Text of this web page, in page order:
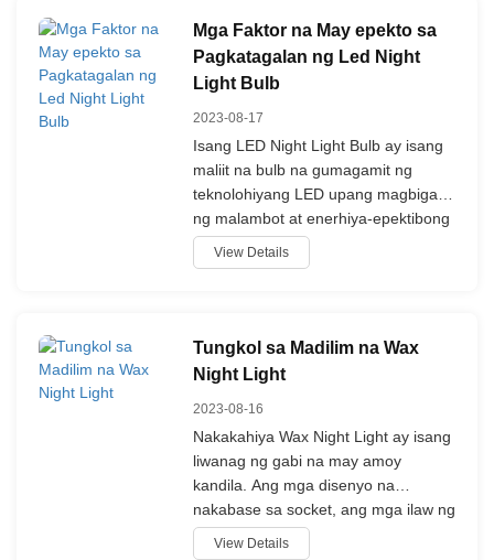
ang amoy na lilim ay inilagay.
Mga Faktor na May epekto sa
Pagkatagalan ng Led Night
Light Bulb
2023-08-17
Isang LED Night Light Bulb ay isang
maliit na bulb na gumagamit ng
teknolohiyang LED upang magbigay
ng malambot at enerhiya-epektibong
liwanag. Ito ay karaniwang ginagamit
bilang isang liwanag ng gabi sa mga
liwanag.
View Details
Tungkol sa Madilim na Wax
Night Light
2023-08-16
Nakakahiya Wax Night Light ay isang
liwanag ng gabi na may amoy
kandila. Ang mga disenyo na
nakabase sa socket, ang mga ilaw ng
gabi ay karaniwang binubuo ng isang
View Details